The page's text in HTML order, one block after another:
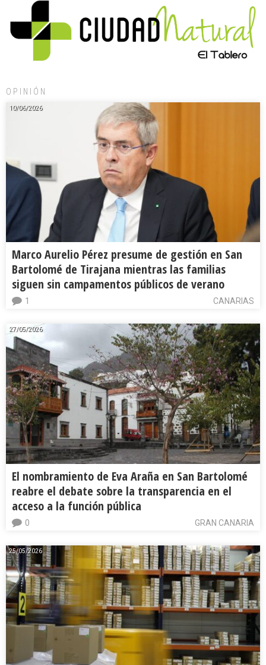
OPINIÓN
10/06/2026
Marco Aurelio Pérez presume de gestión en San
Bartolomé de Tirajana mientras las familias
siguen sin campamentos públicos de verano
CANARIAS
1
27/05/2026
El nombramiento de Eva Araña en San Bartolomé
reabre el debate sobre la transparencia en el
acceso a la función pública
GRAN CANARIA
0
25/05/2026